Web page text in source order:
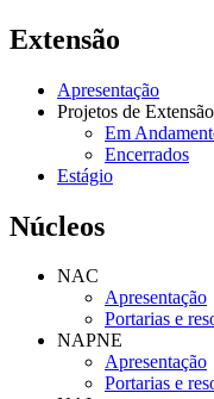
Extensão
Apresentação
Projetos de Extensão
Em
Encerrados
Estágio
Núcleos
NAC
Apresentação
Portarias e
NAPNE
Apresentação
Portarias e